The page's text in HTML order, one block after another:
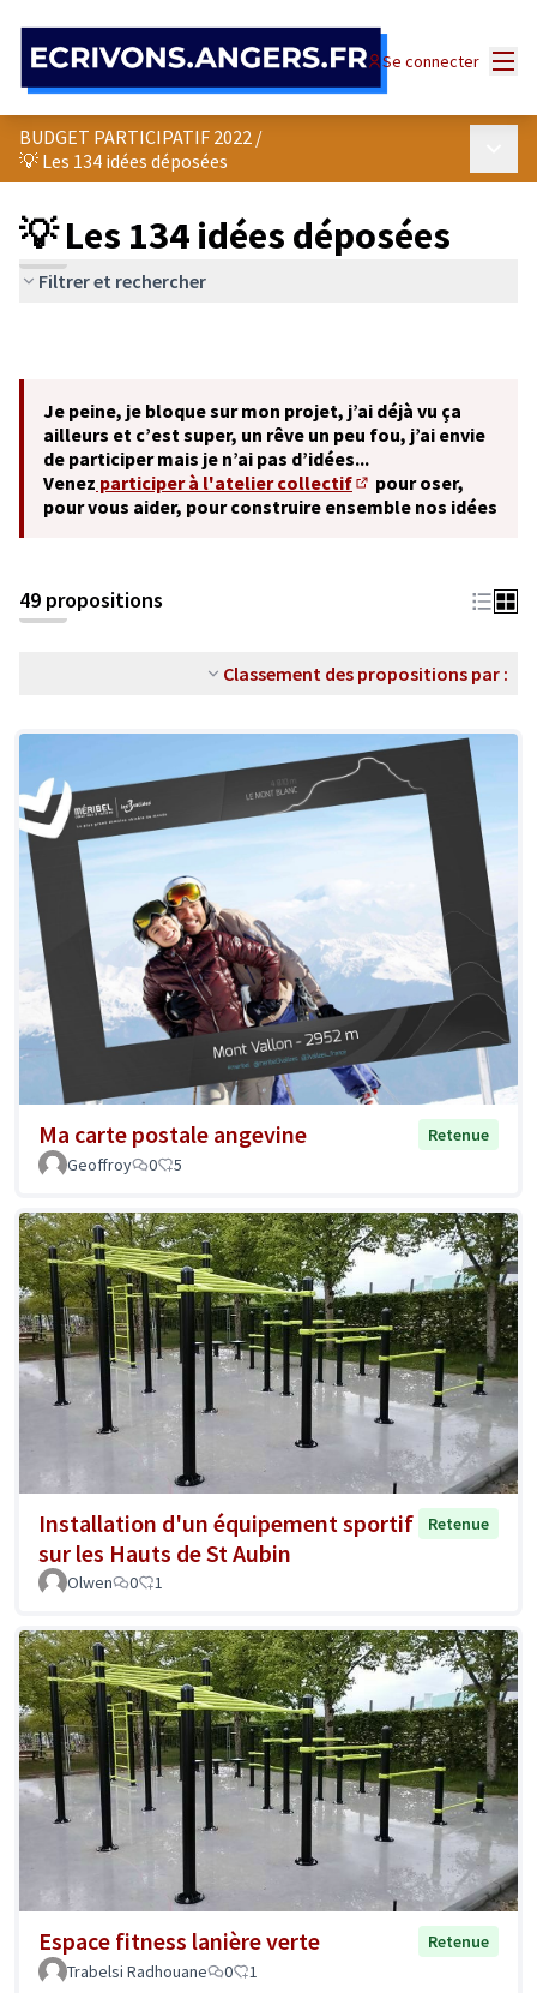
Se connecter
BUDGET PARTICIPATIF 2022 /
💡 Les 134 idées déposées
💡 Les 134 idées déposées
Filtrer et rechercher
Je peine, je bloque sur mon projet, j’ai déjà vu ça
ailleurs et c’est super, un rêve un peu fou, j’ai envie
de participer mais je n’ai pas d’idées...
Venez participer à l'atelier collectif
(S'ouvre dans un
pour oser,
pour vous aider, pour construire ensemble nos idées
49 propositions
Classement des propositions par :
Ma carte postale angevine
Retenue
Geoffroy
0 5
Installation d'un équipement sportif
sur les Hauts de St Aubin
Retenue
Olwen 0 1
Espace fitness lanière verte
Retenue
Trabelsi Radhouane
0 1